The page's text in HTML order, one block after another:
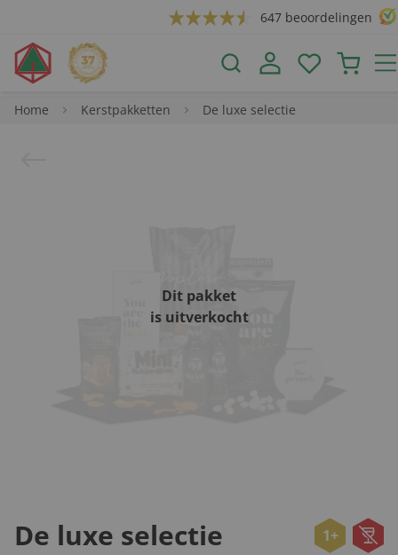
647 beoordelingen
Home Kerstpakketten De luxe selectie
Dit pakket
is uitverkocht
De luxe selectie 1+